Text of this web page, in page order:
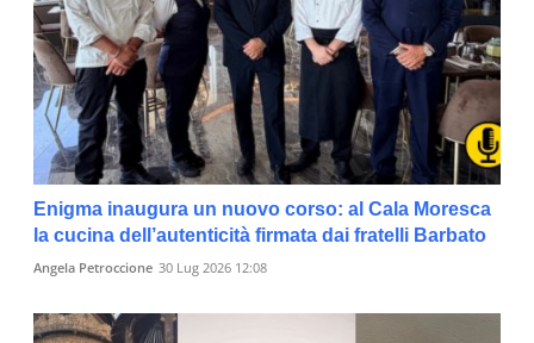
Enigma inaugura un nuovo corso: al Cala Moresca
la cucina dell’autenticità firmata dai fratelli Barbato
Angela Petroccione 30 Lug 2026 12:08